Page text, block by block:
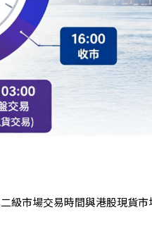
級市場交易時間與港股現貨市